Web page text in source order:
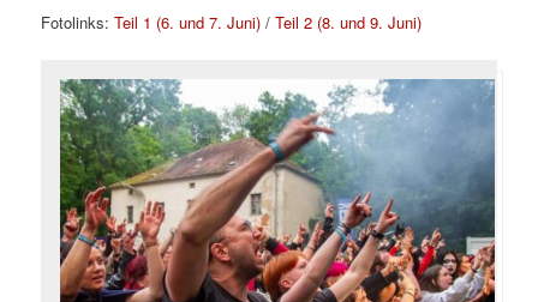
Fotolinks:Teil 1 (6. und 7. Juni) /Teil 2 (8. und 9. Juni)